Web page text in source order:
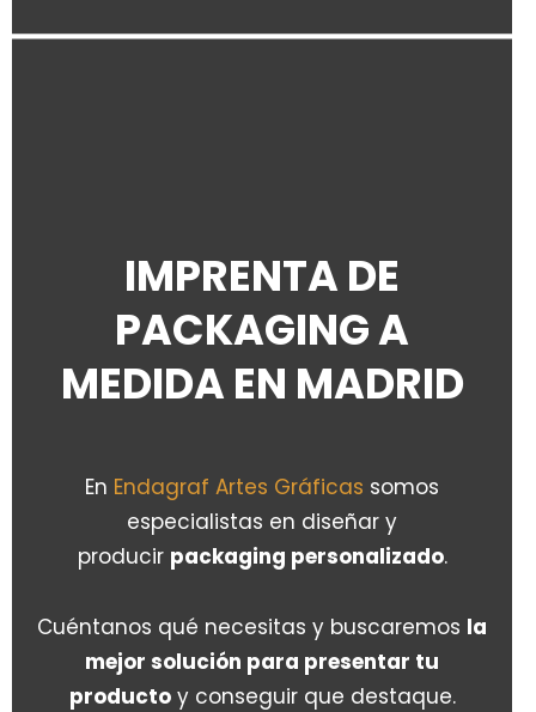
IMPRENTA DE
PACKAGING A
MEDIDA EN MADRID
En Endagraf Artes Gráficas somos
especialistas en diseñar y
producir packaging personalizado.
Cuéntanos qué necesitas y buscaremos la
mejor solución para presentar tu
productoy conseguir que destaque.